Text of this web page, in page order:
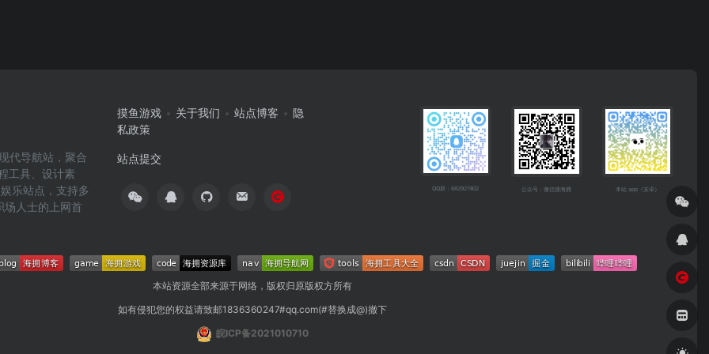
代导航站，聚合
工具、设计素
乐站点，支持多
场人士的上网首
摸鱼游戏 关于我们 站点博客
隐
私政策
站点提交
QQ群：682921902 公众号：微信搜海拥 本站 app（安卓）
本站资源全部来源于网络，版权归原版权方所有
如有侵犯您的权益请致邮1836360247#qq.com(#替换成@)撤下
皖ICP备2021010710